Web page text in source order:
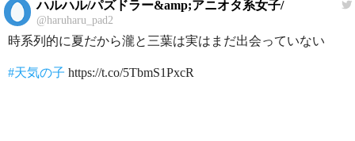
ハルハル/パズドラー&amp;アニオタ系女子/
@haruharu_pad2
時系列的に夏だから瀧と三葉は実はまだ出会っていない
#天気の子 https://t.co/5TbmS1PxcR